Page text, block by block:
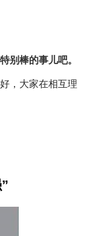
别棒的事儿吧。
，大家在相互理